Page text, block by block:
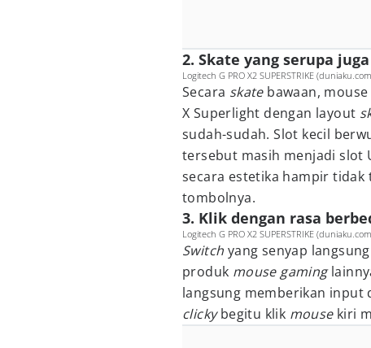
2. Skate yang serupa juga
Logitech G PRO X2 SUPERSTRIKE
Secara skate bawaan,
X Superlight dengan layout
sudah-sudah. Slot kecil
tersebut masih menjadi slot
secara estetika hampir tidak
tombolnya.
3. Klik dengan rasa
Logitech G PRO X2 SUPERSTRIKE
Switch yang senyap
produk mouse gaming
langsung memberikan input
clickybegitu klik mouse kiri